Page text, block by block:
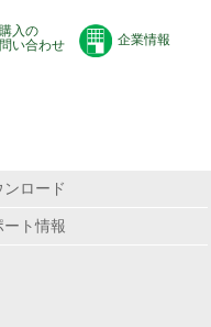
入の
い合わせ
企業情報
ンロード
ート情報